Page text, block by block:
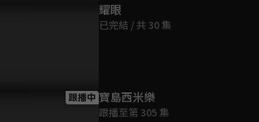
耀眼
已完結 / 共 30 集
跟播中 寶島西米樂
跟播至第 305 集